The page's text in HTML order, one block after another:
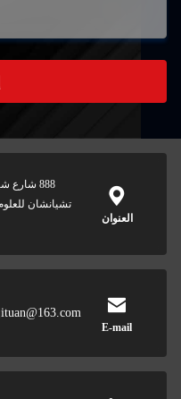
888 شارع شينغلي، Zhonghe Technology حديقة بحيرة
تشيانشانهو، منطقة
لينان، مدينة هانغتشو